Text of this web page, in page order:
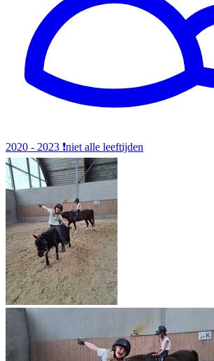
2020 - 2023 ❗️niet alle leeftijden